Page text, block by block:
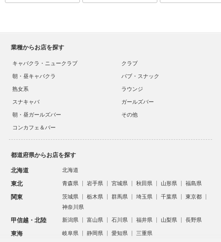
業種からお店を探す
キャバクラ・ニュークラブ
クラブ
朝・昼キャバクラ
パブ・スナック
熟女系
ラウンジ
スナキャバ
ガールズバー
朝・昼ガールズバー
その他
コンカフェ＆バー
都道府県からお店を探す
北海道 北海道
東北 青森県 岩手県 宮城県 秋田県 山形県 福島県
関東 茨城県 栃木県 群馬県 埼玉県 千葉県
東京都
神奈川県
甲信越・北陸 新潟県 富山県 石川県 福井県 山梨県 長野県
東海 岐阜県 静岡県 愛知県 三重県